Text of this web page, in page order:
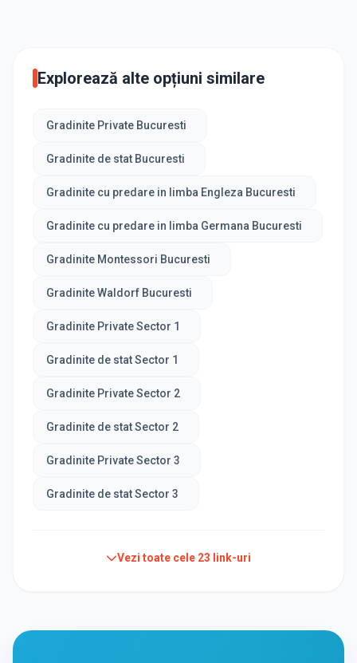
Explorează alte opțiuni similare
Gradinite Private Bucuresti
Gradinite de stat Bucuresti
Gradinite cu predare in limba Engleza Bucuresti
Gradinite cu predare in limba Germana Bucuresti
Gradinite Montessori Bucuresti
Gradinite Waldorf Bucuresti
Gradinite Private Sector 1
Gradinite de stat Sector 1
Gradinite Private Sector 2
Gradinite de stat Sector 2
Gradinite Private Sector 3
Gradinite de stat Sector 3
Vezi toate cele 23 link-uri